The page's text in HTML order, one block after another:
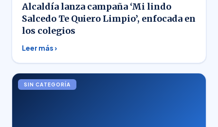
Alcaldía lanza campaña ‘Mi lindo
Salcedo Te Quiero Limpio’, enfocada en
los colegios
Leer más ›
SIN CATEGORÍA